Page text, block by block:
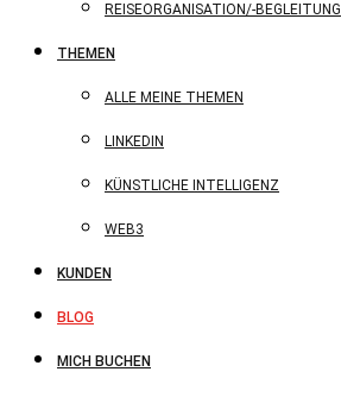
REISEORGANISATION/-BEGLEITUNG
THEMEN
ALLE MEINE THEMEN
LINKEDIN
KÜNSTLICHE INTELLIGENZ
WEB3
KUNDEN
BLOG
MICH BUCHEN